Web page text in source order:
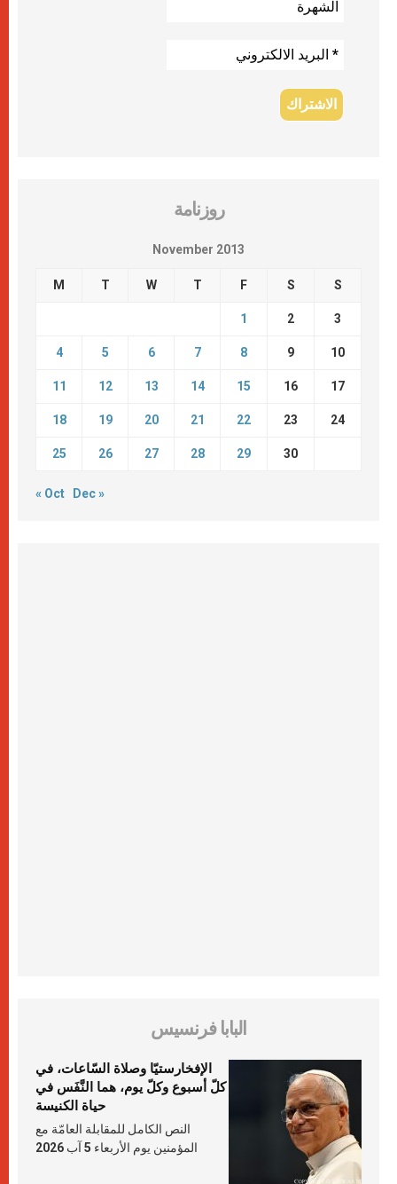
روزنامة
November 2013
M T W T F S S
1 2 3
4 5 6 7 8 9 10
11 12 13 14 15 16 17
18 19 20 21 22 23 24
25 26 27 28 29 30
« Oct Dec »
البابا فرنسيس
الإفخارستيّا وصلاة السّاعات، في
كلّ أسبوع وكلّ يوم، هما النَّفَس في
حياة الكنيسة
النص الكامل للمقابلة العامّة مع
المؤمنين يوم الأربعاء 5 آب 2026